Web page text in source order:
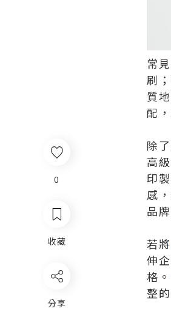
0
收藏
分享
常
刷
質
配
除
高
印
感
品
若將
伸
格。
整